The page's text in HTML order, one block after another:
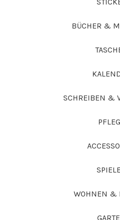
BÜCHER &
SCHREIBEN &
WOHNEN &